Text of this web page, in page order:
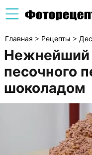
Главная > Рецепты >
Нежнейший
песочного
шоколадом